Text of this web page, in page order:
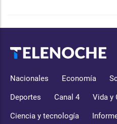
Nacionales Economía
Deportes Canal 4 Vida y
Ciencia y tecnología